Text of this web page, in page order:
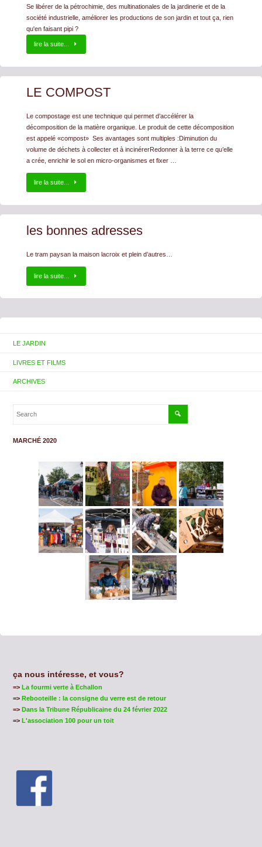
Se libérer de la pétrochimie, des multinationales de la jardinerie et de la
société industrielle, améliorer les productions de son jardin et tout ça, rien
qu'en faisant pipi ?
lire la suite...
LE COMPOST
Le compostage est une technique qui permet d’accélérer la
décomposition de la matière organique. Le produit de cette décomposition
est appelé «compost» Ses avantages sont multiples :Diminution du
volume de déchets à collecter et à incinérerRedonner à la terre ce qu’elle
a crée, enrichir le sol en micro-organismes et fixer …
lire la suite...
les bonnes adresses
Le tram paysan la maison lacroix et plein d’autres…
lire la suite...
LE JARDIN
LIVRES ET FILMS
ARCHIVES
MARCHÉ 2020
ça nous intéresse, et vous?
=> La fourmi verte à Echallon
=> Rebooteille : la consigne du verre est de retour
=> Dans la Tribune Républicaine du 24 février 2022
=> L'association 100 pour un toit